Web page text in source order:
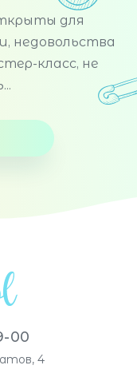
для
недовольства
класс, не
00
4